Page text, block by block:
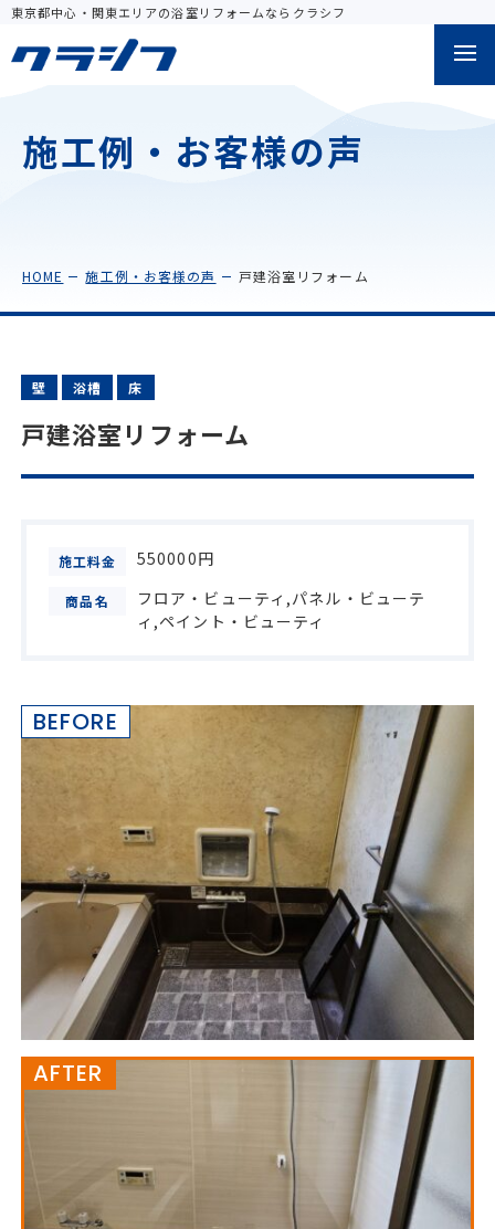
東京都中心・関東エリアの浴室リフォームならクラシフ
施工例・お客様の声
HOME 施工例・お客様の声 戸建浴室リフォーム
壁 浴槽 床
戸建浴室リフォーム
施工料金 550000円
商品名 フロア・ビューティ パネル・ビューテ
ィ ペイント・ビューティ
BEFORE
AFTER